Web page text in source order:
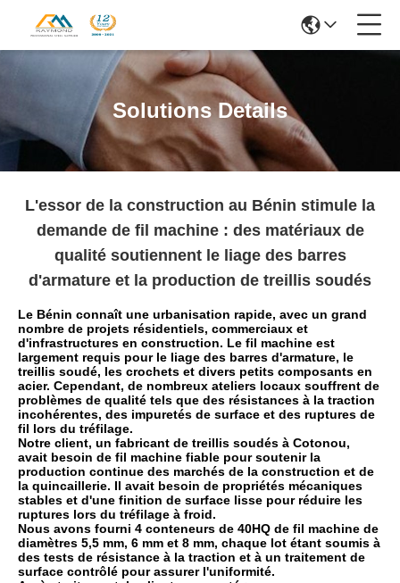
Solutions Details
L'essor de la construction au Bénin stimule la
demande de fil machine : des matériaux de
qualité soutiennent le liage des barres
d'armature et la production de treillis soudés
Le Bénin connaît une urbanisation rapide, avec un grand
nombre de projets résidentiels, commerciaux et
d'infrastructures en construction. Le fil machine est
largement requis pour le liage des barres d'armature, le
treillis soudé, les crochets et divers petits composants en
acier. Cependant, de nombreux ateliers locaux souffrent de
problèmes de qualité tels que des résistances à la traction
incohérentes, des impuretés de surface et des ruptures de
fil lors du tréfilage.
Notre client, un fabricant de treillis soudés à Cotonou,
avait besoin de fil machine fiable pour soutenir la
production continue des marchés de la construction et de
la quincaillerie. Il avait besoin de propriétés mécaniques
stables et d'une finition de surface lisse pour réduire les
ruptures lors du tréfilage à froid.
Nous avons fourni 4 conteneurs de 40HQ de fil machine de
diamètres 5,5 mm, 6 mm et 8 mm, chaque lot étant soumis à
des tests de résistance à la traction et à un traitement de
surface contrôlé pour assurer l'uniformité.